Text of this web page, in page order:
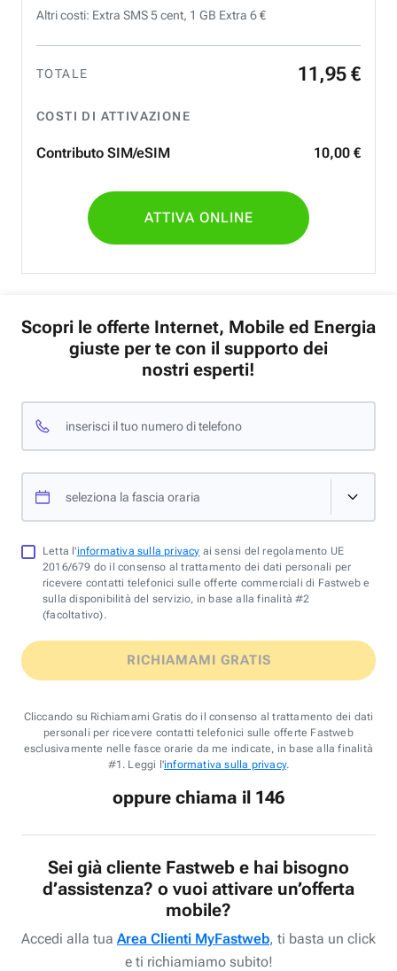
Altri costi: Extra SMS 5 cent, 1 GB Extra 6 €
TOTALE 11 ,95 €
COSTI DI ATTIVAZIONE
Contributo SIM/eSIM 10,00 €
ATTIVA ONLINE
Scopri le offerte Internet, Mobile ed Energia
giuste per te con il supporto dei
nostri esperti!
inserisci il tuo numero di telefono
seleziona la fascia oraria
Letta l'informativa sulla privacy ai sensi del regolamento UE
2016/679 do il consenso al trattamento dei dati personali per
ricevere contatti telefonici sulle offerte commerciali di Fastweb e
sulla disponibilità del servizio, in base alla finalità #2
(facoltativo).
RICHIAMAMI GRATIS
Cliccando su Richiamami Gratis do il consenso al trattamento dei dati
personali per ricevere contatti telefonici sulle offerte Fastweb
esclusivamente nelle fasce orarie da me indicate, in base alla finalità
#1. Leggi l'informativa sulla privacy.
oppure chiama il 146
Sei già cliente Fastweb e hai bisogno
d’assistenza? o vuoi attivare un’offerta
mobile?
Accedi alla tua Area Clienti MyFastweb, ti basta un click
e ti richiamiamo subito!